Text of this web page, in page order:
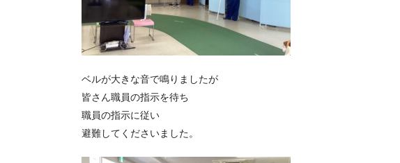
ベルが大きな音で鳴りましたが
皆さん職員の指示を待ち
職員の指示に従い
避難してくださいました。